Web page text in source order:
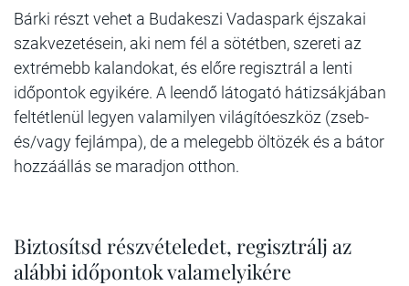
Bárki részt vehet a Budakeszi Vadaspark éjszakai
szakvezetésein, aki nem fél a sötétben, szereti az
extrémebb kalandokat, és előre regisztrál a lenti
időpontok egyikére. A leendő látogató hátizsákjában
feltétlenül legyen valamilyen világítóeszköz (zseb-
és/vagy fejlámpa), de a melegebb öltözék és a bátor
hozzáállás se maradjon otthon.
Biztosítsd részvételedet, regisztrálj az
alábbi időpontok valamelyikére